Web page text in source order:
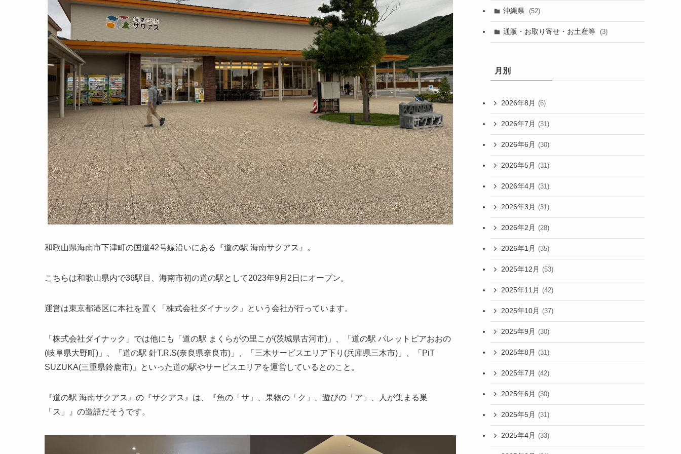
和歌山県海南市下津町の国道42号線沿いにある『道の駅 海南サクアス』。
こちらは和歌山県内で36駅目、海南市初の道の駅として2023年9月2日にオープン。
運営は東京都港区に本社を置く「株式会社ダイナック」という会社が行っています。
「株式会社ダイナック」では他にも「道の駅 まくらがの里こが(茨城県古河市)」、「道の駅 パレットピアおおの
(岐阜県大野町)」、「道の駅 針T.R.S(奈良県奈良市)」、「三木サービスエリア下り(兵庫県三木市)」、「PiT
SUZUKA(三重県鈴鹿市)」といった道の駅やサービスエリアを運営しているとのこと。
『道の駅 海南サクアス』の『サクアス』は、『魚の「サ」、果物の「ク」、遊びの「ア」、人が集まる巣
「ス」』の造語だそうです。
沖縄県 (52)
通販・お取り寄せ・お土産等 (3)
月別
2026年8月 (6)
2026年7月 (31)
2026年6月 (30)
2026年5月 (31)
2026年4月 (31)
2026年3月 (31)
2026年2月 (28)
2026年1月 (35)
2025年12月 (53)
2025年11月 (42)
2025年10月 (37)
2025年9月 (30)
2025年8月 (31)
2025年7月 (42)
2025年6月 (30)
2025年5月 (31)
2025年4月 (33)